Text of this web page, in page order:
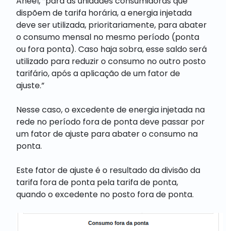
dispõem de tarifa horária, a energia injetada
deve ser utilizada, prioritariamente, para abater
o consumo mensal no mesmo período (ponta
ou fora ponta). Caso haja sobra, esse saldo será
utilizado para reduzir o consumo no outro posto
tarifário, após a aplicação de um fator de
ajuste.”
Nesse caso, o excedente de energia injetada na
rede no período fora de ponta deve passar por
um fator de ajuste para abater o consumo na
ponta.
Este fator de ajuste é o resultado da divisão da
tarifa fora de ponta pela tarifa de ponta,
quando o excedente no posto fora de ponta.